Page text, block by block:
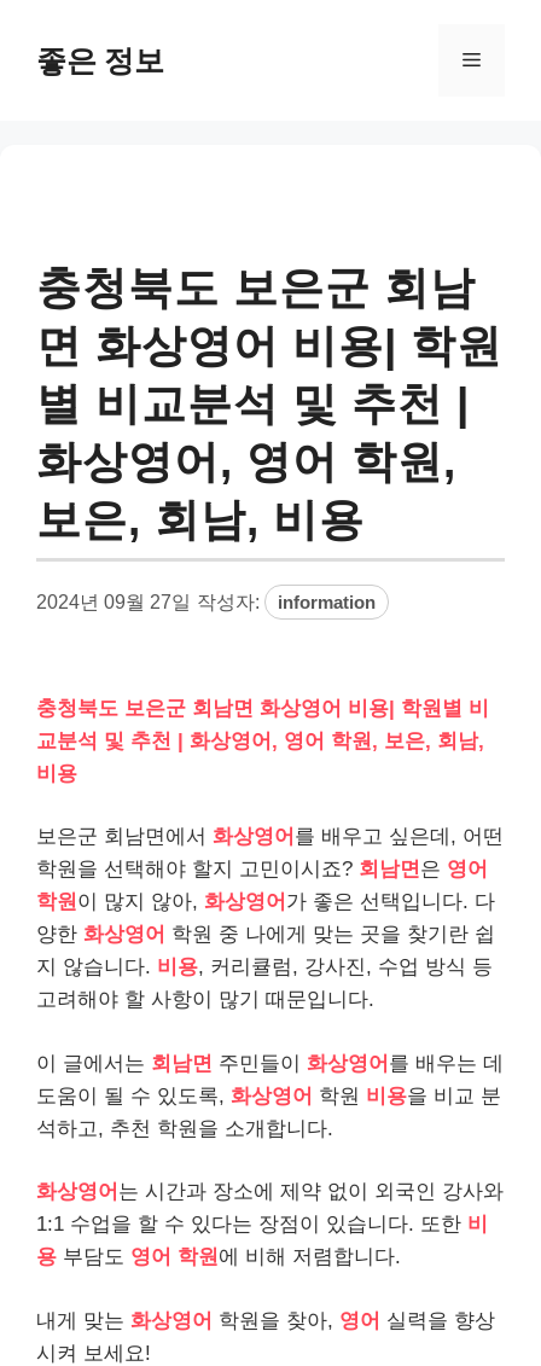
좋은 정보 메
충청북도 보은군 회남
면 화상영어 비용| 학원
별 비교분석 및 추천 |
화상영어, 영어 학원,
보은, 회남, 비용
2024년 09월 27일 작성자: information
충청북도 보은군 회남면 화상영어 비용| 학원별 비
교분석 및 추천 | 화상영어, 영어 학원, 보은, 회남,
비용
보은군 회남면에서 화상영어 를 배우고 싶은데, 어떤
학원을 선택해야 할지 고민이시죠? 회남면은 영어
학원이 많지 않아, 화상영어 가 좋은 선택입니다. 다
양한 화상영어 학원 중 나에게 맞는 곳을 찾기란 쉽
지 않습니다. 비용, 커리큘럼, 강사진, 수업 방식 등
고려해야 할 사항이 많기 때문입니다.
이 글에서는 회남면 주민들이 화상영어 를 배우는 데
도움이 될 수 있도록, 화상영어 학원 비용을 비교 분
석하고, 추천 학원을 소개합니다.
화상영어 는 시간과 장소에 제약 없이 외국인 강사와
1:1 수업을 할 수 있다는 장점이 있습니다. 또한 비
용 부담도 영어 학원에 비해 저렴합니다.
내게 맞는 화상영어 학원을 찾아, 영어 실력을 향상
시켜 보세요!